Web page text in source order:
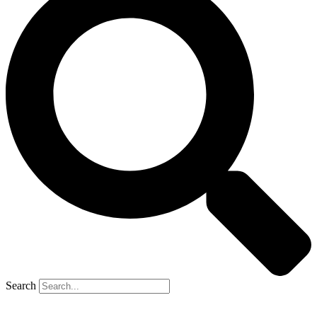
Search